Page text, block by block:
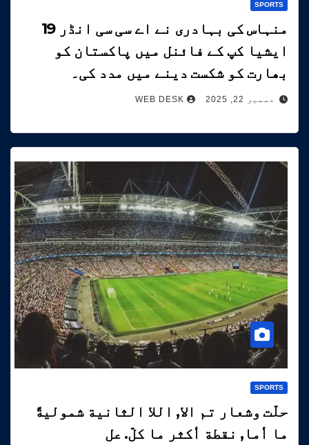
SPORTS
منہاس کی بہادری نے اے سی سی انڈر 19
ایشیا کپ کے فائنل میں پاکستان کو
بھارت کو شکست دینے میں مدد کی۔
دسمبر 22, 2025 WEB DESK
SPORTS
حلّت وشعار تم الا, اللا الثانية شموليةً
ما أما, نقطة أكثر ما كلّ. عل